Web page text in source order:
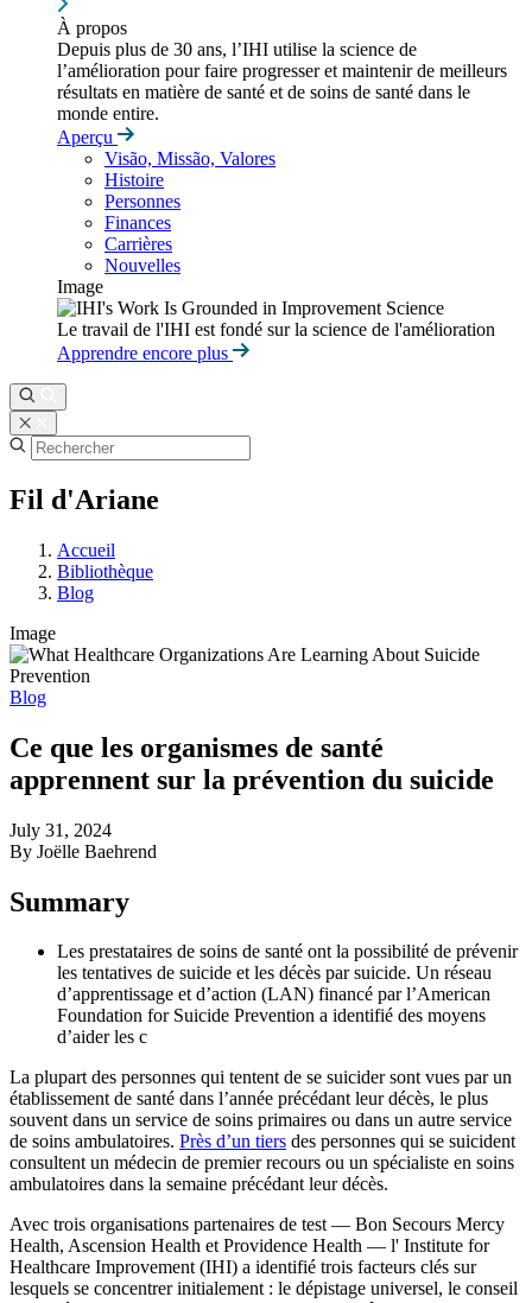
À propos
Depuis plus de 30 ans, l’IHI utilise la science de
l’amélioration pour faire progresser et maintenir de meilleurs
résultats en matière de santé et de soins de santé dans le
monde entire.
Aperçu
Visão, Missão, Valores
Histoire
Personnes
Finances
Carrières
Nouvelles
Image
Le travail de l'IHI est fondé sur la science de l'amélioration
Apprendre encore plus
Fil d'Ariane
Accueil
Bibliothèque
Blog
Image
Blog
Ce que les organismes de santé
apprennent sur la prévention du suicide
July 31, 2024
By Joëlle Baehrend
Summary
Les prestataires de soins de santé ont la possibilité de prévenir
les tentatives de suicide et les décès par suicide. Un réseau
d’apprentissage et d’action (LAN) financé par l’American
Foundation for Suicide Prevention a identifié des moyens
d’aider les c
La plupart des personnes qui tentent de se suicider sont vues par un
établissement de santé dans l’année précédant leur décès, le plus
souvent dans un service de soins primaires ou dans un autre service
de soins ambulatoires. Près d’un tiers des personnes qui se suicident
consultent un médecin de premier recours ou un spécialiste en soins
ambulatoires dans la semaine précédant leur décès.
Avec trois organisations partenaires de test — Bon Secours Mercy
Health, Ascension Health et Providence Health — l' Institute for
Healthcare Improvement (IHI) a identifié trois facteurs clés sur
lesquels se concentrer initialement : le dépistage universel, le conseil